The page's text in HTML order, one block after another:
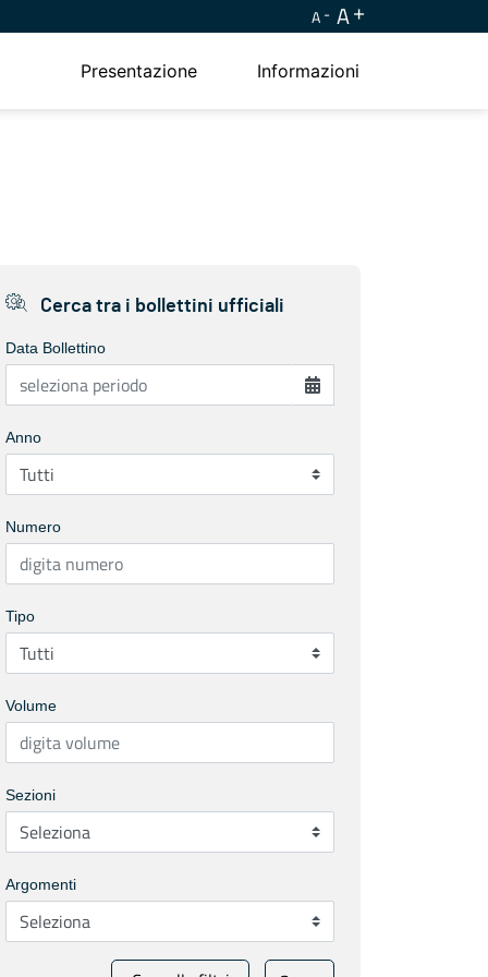
A A
Presentazione Informazioni
Cerca tra i bollettini ufficiali
Data Bollettino
Anno
Numero
Tipo
Volume
Sezioni
Argomenti